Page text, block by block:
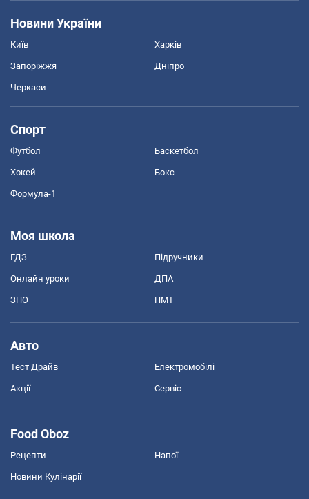
Новини України
Київ Харків
Запоріжжя Дніпро
Черкаси
Спорт
Футбол Баскетбол
Хокей Бокс
Формула-1
Моя школа
ГДЗ Підручники
Онлайн уроки ДПА
ЗНО НМТ
Авто
Тест Драйв Електромобілі
Акції Сервіс
Food Oboz
Рецепти Напої
Новини Кулінарії